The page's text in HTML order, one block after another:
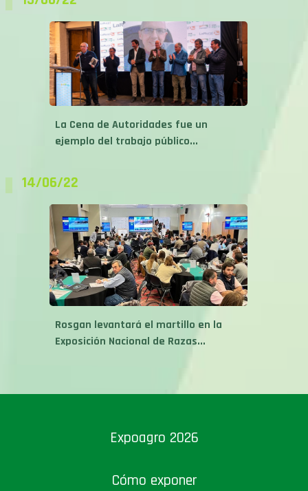
La Cena de Autoridades fue un
ejemplo del trabajo público...
14/06/22
Rosgan levantará el martillo en la
Exposición Nacional de Razas...
Expoagro 2026
Cómo exponer